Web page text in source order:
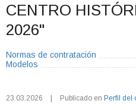
CENTRO
2026"
Normas de contratación
Modelos
23.03.2026 Publicado en Perfil del